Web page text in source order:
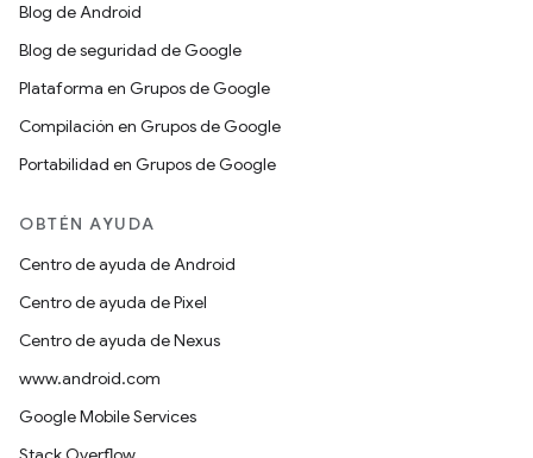
Blog de Android
Blog de seguridad de Google
Plataforma en Grupos de Google
Compilación en Grupos de Google
Portabilidad en Grupos de Google
OBTÉN AYUDA
Centro de ayuda de Android
Centro de ayuda de Pixel
Centro de ayuda de Nexus
www.android.com
Google Mobile Services